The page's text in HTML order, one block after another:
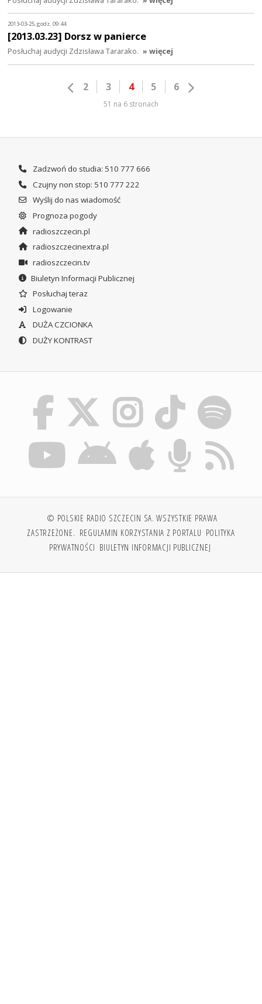
2013-03-25, godz. 09:44
[2013.03.23] Dorsz w panierce
Posłuchaj audycji Zdzisława Tararako. » więcej
2 3 4 5 6
51 na 6 stronach
Zadzwoń do studia: 510 777 666
Czujny non stop: 510 777 222
Wyślij do nas wiadomość
Prognoza pogody
radioszczecin.pl
radioszczecinextra.pl
radioszczecin.tv
Biuletyn Informacji Publicznej
Posłuchaj teraz
Logowanie
DUŻA CZCIONKA
DUŻY KONTRAST
© POLSKIE RADIO SZCZECIN SA. WSZYSTKIE PRAWA
ZASTRZEŻONE. REGULAMIN KORZYSTANIA Z PORTALU POLITYKA
PRYWATNOŚCI BIULETYN INFORMACJI PUBLICZNEJ